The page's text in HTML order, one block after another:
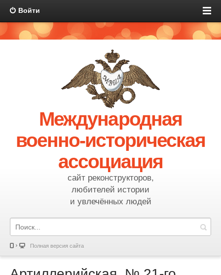
Войти
Международная
военно-историческая
ассоциация
сайт реконструкторов,
любителей истории
и увлечённых людей
Полная версия сайта